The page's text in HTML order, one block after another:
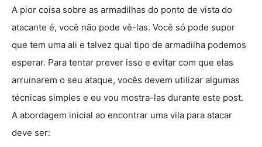
A pior coisa sobre as armadilhas do ponto de vista do
atacante é, você não pode vê-las. Você só pode supor
que tem uma ali e talvez qual tipo de armadilha podemos
esperar. Para tentar prever isso e evitar com que elas
arruinarem o seu ataque, vocês devem utilizar algumas
técnicas simples e eu vou mostra-las durante este post.
A abordagem inicial ao encontrar uma vila para atacar
deve ser: